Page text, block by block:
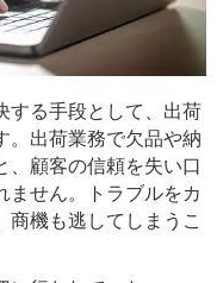
する手段として、出荷
。出荷業務で欠品や納
、顧客の信頼を失い口
ません。トラブルをカ
商機も逃してしまうこ